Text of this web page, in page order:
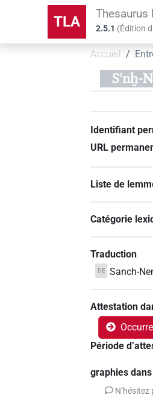
TLA Thesaurus
2.5.1 (Édition
Accueil
Sꜥnḫ-
Identifiant
URL
Liste de
Catégorie
Traduction
DE Sanch-
Attestation
Période
graphies